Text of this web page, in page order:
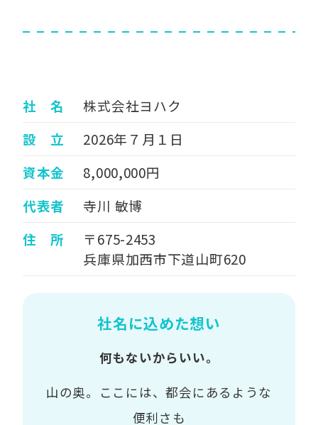
社 名
株式会社ヨハク
設 立
2026年７月１日
資本金
8,000,000円
代表者
寺川 敏博
住 所
〒675-2453
兵庫県加西市下道山町620
社名に込めた想い
何もないからいい。
山の奥。ここには、都会にあるような
便利さも